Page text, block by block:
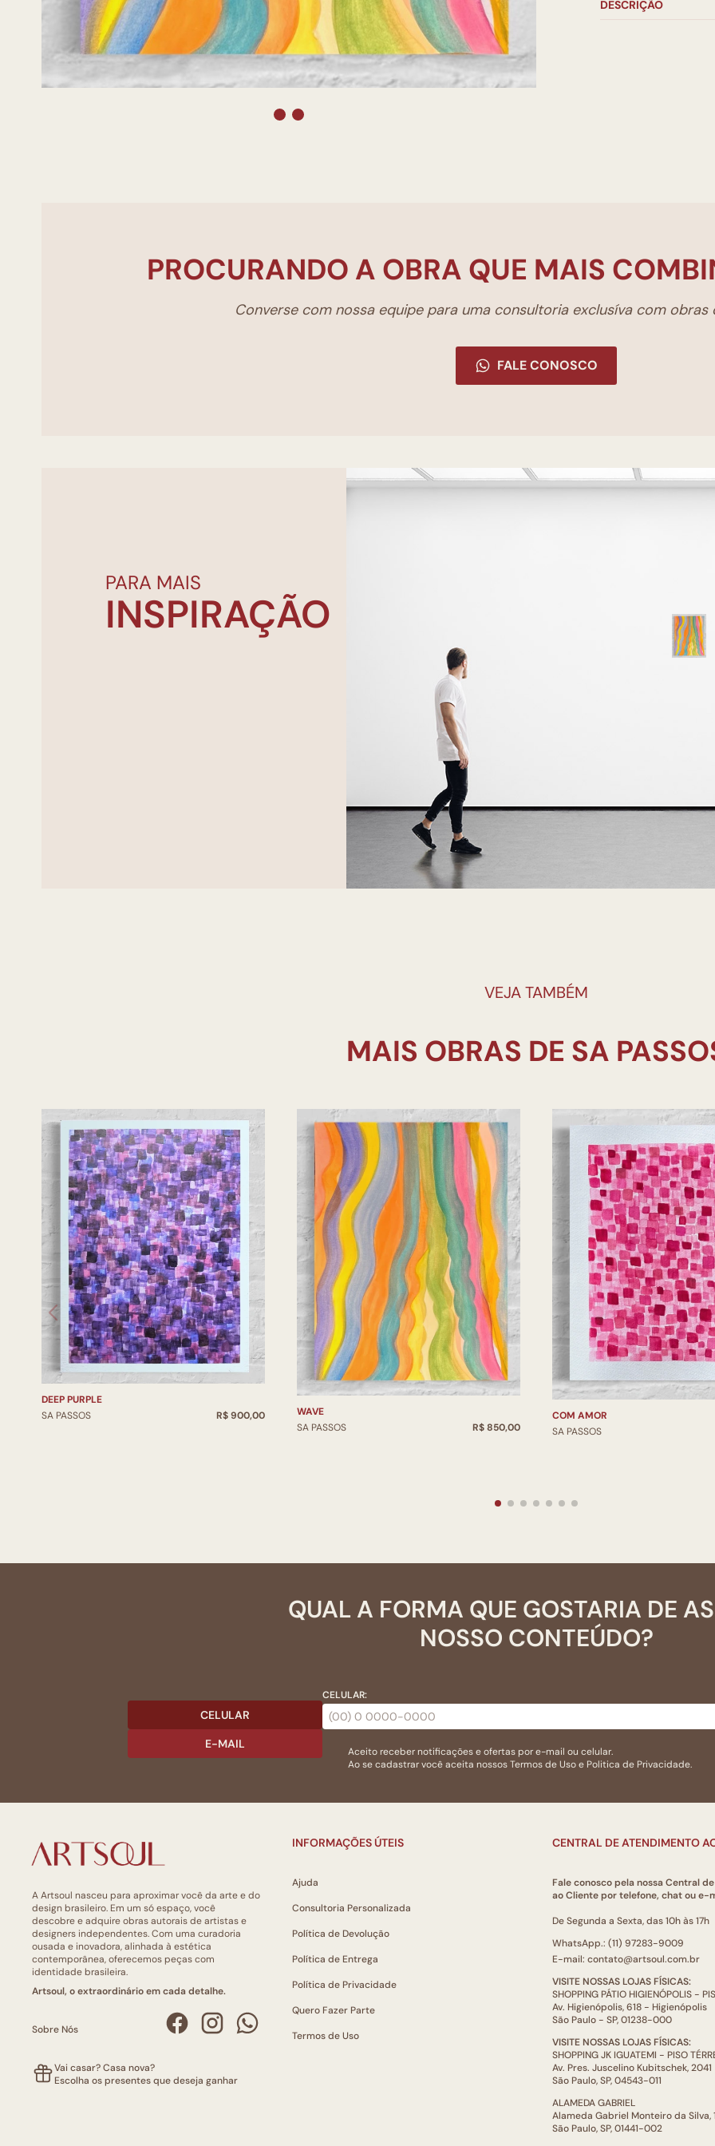
DESCRIÇÃO
PROCURANDO A OBRA QUE MAIS
Converse com nossa equipe para uma consultoria exclusíva com obras
FALE CONOSCO
PARA MAIS
INSPIRAÇÃO
VEJA TAMBÉM
DEEP PURPLE
SA PASSOS
R$ 900,00
WAVE
SA PASSOS
R$ 850,00
COM AMOR
SA PASSOS
QUAL A FORMA QUE GOSTARIA DE
NOSSO CONTEÚDO?
CELULAR
E-MAIL
CELULAR:
Aceito receber notificações e ofertas por e-mail ou celular.
Ao se cadastrar você aceita nossosTermos de Usoe Politica de Privacidade.
A Artsoul nasceu para aproximar você da arte e do
design brasileiro. Em um só espaço, você
descobre e adquire obras autorais de artistas e
designers independentes. Com uma curadoria
ousada e inovadora, alinhada à estética
contemporânea, oferecemos peças com
identidade brasileira.
Artsoul, o extraordinário em cada detalhe.
Sobre Nós
Vai casar? Casa nova?
Escolha os presentes que deseja ganhar
INFORMAÇÕES ÚTEIS
Ajuda
Consultoria Personalizada
Política de Devolução
Política de Entrega
Política de Privacidade
Quero Fazer Parte
Termos de Uso
CENTRAL DE ATENDIMENTO
Fale conosco pela nossa Central
ao Cliente por telefone, chat ou e-
De Segunda a Sexta, das 10h às 17h
WhatsApp.: (11) 97283-9009
E-mail: contato@artsoul.com.br
VISITE NOSSAS LOJAS FÍSICAS:
SHOPPING PÁTIO HIGIENÓPOLIS -
Av. Higienópolis, 618 - Higienópolis
São Paulo - SP, 01238-000
VISITE NOSSAS LOJAS FÍSICAS:
SHOPPING JK IGUATEMI - PISO
Av. Pres. Juscelino Kubitschek, 2041
São Paulo, SP, 04543-011
ALAMEDA GABRIEL
Alameda Gabriel Monteiro da Silva,
São Paulo, SP, 01441-002